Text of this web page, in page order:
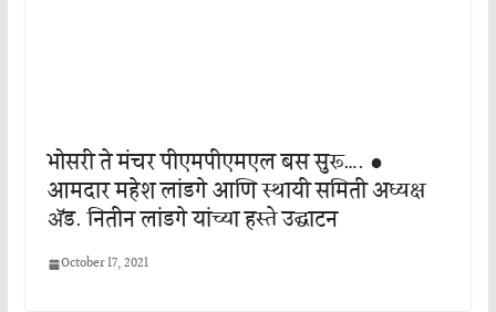
भोसरी ते मंचर पीएमपीएमएल बस सुरू…. ●
आमदार महेश लांडगे आणि स्थायी समिती अध्यक्ष
ॲड. नितीन लांडगे यांच्या हस्ते उद्घाटन
October 17, 2021